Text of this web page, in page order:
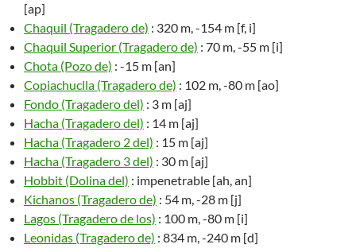
[ap]
Chaquil (Tragadero de) : 320 m, -154 m [f, i]
Chaquil Superior (Tragadero de) : 70 m, -55 m [i]
Chota (Pozo de) : -15 m [an]
Copiachuclla (Tragadero de) : 102 m, -80 m [ao]
Fondo (Tragadero del) : 3 m [aj]
Hacha (Tragadero del) : 14 m [aj]
Hacha (Tragadero 2 del) : 15 m [aj]
Hacha (Tragadero 3 del) : 30 m [aj]
Hobbit (Dolina del) : impenetrable [ah, an]
Kichanos (Tragadero de) : 54 m, -28 m [j]
Lagos (Tragadero de los) : 100 m, -80 m [i]
Leonidas (Tragadero de) : 834 m, -240 m [d]